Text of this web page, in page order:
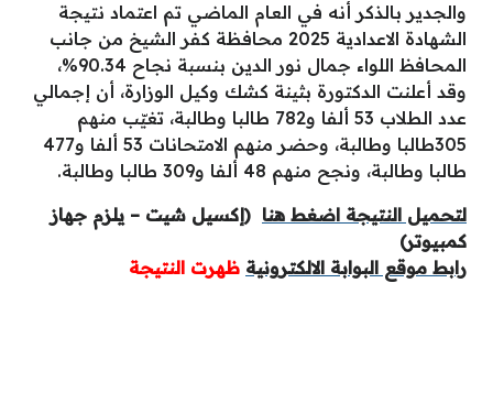
والجدير بالذكر أنه في العام الماضي تم اعتماد نتيجة
الشهادة الاعدادية 2025 محافظة كفر الشيخ من جانب
المحافظ اللواء جمال نور الدين بنسبة نجاح 90.34%،
وقد أعلنت الدكتورة بثينة كشك وكيل الوزارة، أن إجمالي
عدد الطلاب 53 ألفا و782 طالبا وطالبة، تغيّب منهم
305طالبا وطالبة، وحضر منهم الامتحانات 53 ألفا و477
طالبا وطالبة، ونجح منهم 48 ألفا و309 طالبا وطالبة.
لتحميل النتيجة اضغط هنا (إكسيل شيت – يلزم جهاز
كمبيوتر)
رابط موقع البوابة الالكترونية ظهرت النتيجة